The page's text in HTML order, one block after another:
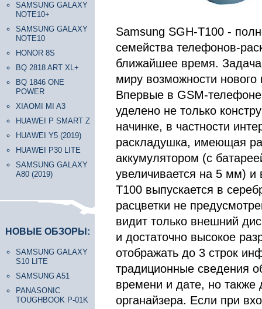
SAMSUNG GALAXY
NOTE10+
SAMSUNG GALAXY
NOTE10
HONOR 8S
BQ 2818 ART XL+
BQ 1846 ONE
POWER
XIAOMI MI A3
HUAWEI P SMART Z
HUAWEI Y5 (2019)
HUAWEI P30 LITE
SAMSUNG GALAXY
A80 (2019)
НОВЫЕ ОБЗОРЫ:
SAMSUNG GALAXY
S10 LITE
SAMSUNG A51
PANASONIC
TOUGHBOOK P-01K
Samsung SGH-T100 -
семейства телефонов-
ближайшее время.
миру возможности
Впервые в GSM-
уделено не только
начинке, в частности
раскладушка, имеющая
аккумулятором (с
увеличивается на 5 мм) и
T100 выпускается в
расцветки не
видит только внешний
и достаточно высокое
отображать до 3 строк
традиционные сведения
времени и дате, но также
органайзера. Если при